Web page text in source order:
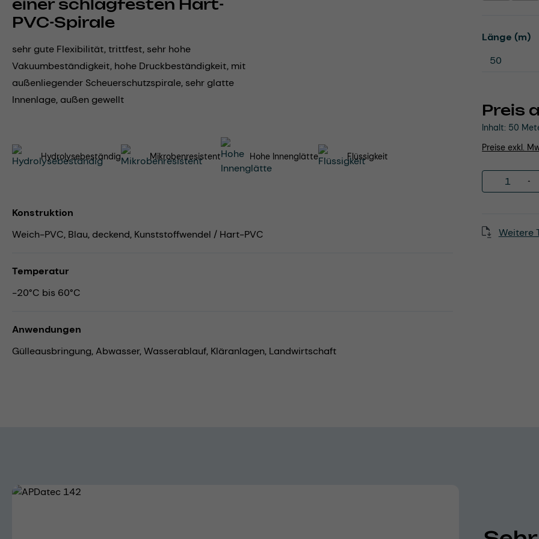
einer schlagfesten Hart-
PVC-Spirale
sehr gute Flexibilität, trittfest, sehr hohe
Vakuumbeständigkeit, hohe Druckbeständigkeit, mit
außenliegender Scheuerschutzspirale, sehr glatte
Innenlage, außen gewellt
Preis
Inhalt: 50
Preise exkl.
Länge (m)
Weitere
Hydrolysebeständig Mikrobenresistent Hohe Innenglätte Flüssigkeit
Konstruktion
Weich-PVC, Blau, deckend, Kunststoffwendel / Hart-PVC
Temperatur
-20°C bis 60°C
Anwendungen
Gülleausbringung,Abwasser,Wasserablauf, Kläranlagen, Landwirtschaft
Bildergalerie überspringen